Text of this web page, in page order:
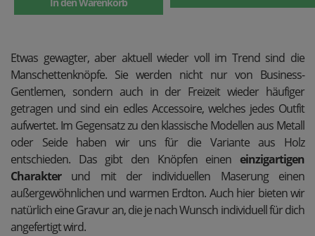
Etwas gewagter, aber aktuell wieder voll im Trend sind die
Manschettenknöpfe. Sie werden nicht nur von Business-
Gentlemen, sondern auch in der Freizeit wieder häufiger
getragen und sind ein edles Accessoire, welches jedes Outfit
aufwertet. Im Gegensatz zu den klassische Modellen aus Metall
oder Seide haben wir uns für die Variante aus Holz
entschieden. Das gibt den Knöpfen einen einzigartigen
Charakterund mit der individuellen Maserung einen
außergewöhnlichen und warmen Erdton. Auch hier bieten wir
natürlich eine Gravur an, die je nach Wunsch individuell für dich
angefertigt wird.